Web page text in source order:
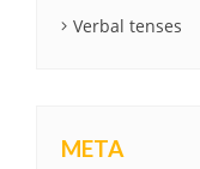
Verbal tenses
META